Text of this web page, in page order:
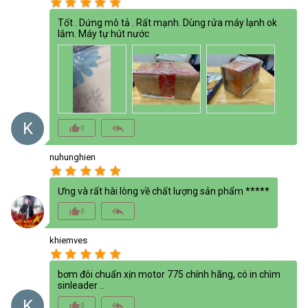
K
Tốt . Dứng mô tả . Rất mạnh. Dùng rửa máy lạnh ok
lắm. Máy tự hút nước
thumb_up_alt0 reply_all
nuhunghien
star star star star star
Ưng và rất hài lòng về chất lượng sản phẩm *****
thumb_up_alt0 reply_all
khiemves
star star star star star
bơm đôi chuẩn xịn motor 775 chính hãng, có in chìm
sinleader ..
thumb_up_alt0 reply_all